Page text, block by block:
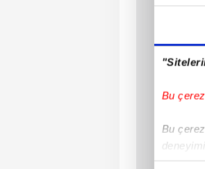
Bu
Bu
içerikleri